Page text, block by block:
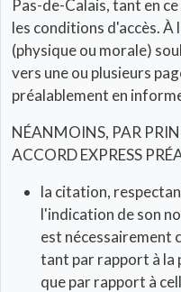
Pas-de-Calais, tant en
les conditions d'accès.
(physique ou morale)
vers une ou plusieurs
préalablement en
NÉANMOINS, PAR
ACCORD EXPRESS
la citation,
l'indication de son
est nécessairement
tant par rapport à la
que par rapport à